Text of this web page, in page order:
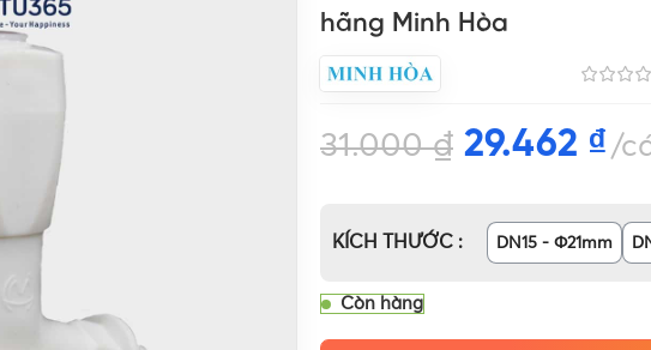
hãng Minh Hòa
31.000₫ 29.462 ₫
KÍCH THƯỚC DN15 - Φ21mm
Còn hàng